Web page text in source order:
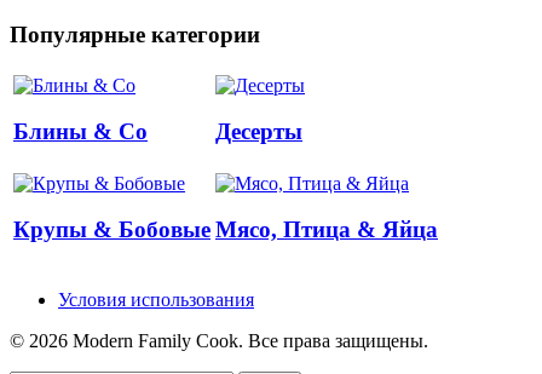
Популярные категории
Блины & Co Десерты
Крупы & БобовыеМясо, Птица & Яйца
Условия использования
© 2026 Modern Family Cook. Все права защищены.